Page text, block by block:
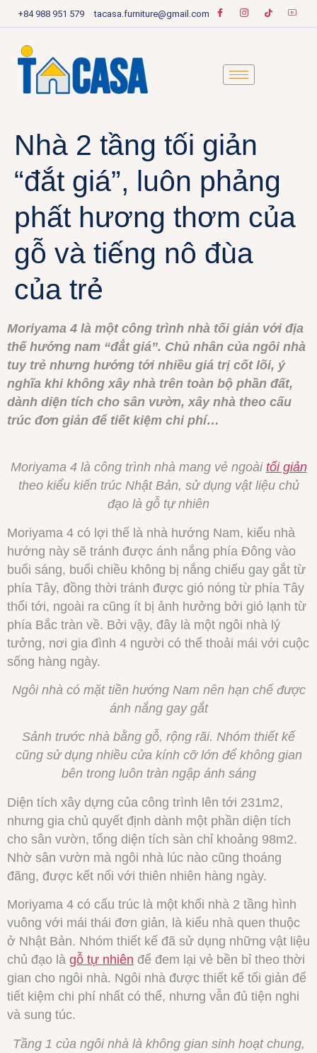
+84 988 951 579 tacasa.furniture@gmail.com
Nhà 2 tầng tối giản
“đắt giá”, luôn phảng
phất hương thơm của
gỗ và tiếng nô đùa
của trẻ
Moriyama 4 là một công trình nhà tối giản với địa
thế hướng nam “đắt giá”. Chủ nhân của ngôi nhà
tuy trẻ nhưng hướng tới nhiều giá trị cốt lõi, ý
nghĩa khi không xây nhà trên toàn bộ phần đất,
dành diện tích cho sân vườn, xây nhà theo cấu
trúc đơn giản để tiết kiệm chi phí…
Moriyama 4 là công trình nhà mang vẻ ngoàitối giản
theo kiểu kiến trúc Nhật Bản, sử dụng vật liệu chủ
đạo là gỗ tự nhiên
Moriyama 4 có lợi thế là nhà hướng Nam, kiểu nhà
hướng này sẽ tránh được ánh nắng phía Đông vào
buổi sáng, buổi chiều không bị nắng chiếu gay gắt từ
phía Tây, đồng thời tránh được gió nóng từ phía Tây
thổi tới, ngoài ra cũng ít bị ảnh hưởng bởi gió lạnh từ
phía Bắc tràn về. Bởi vậy, đây là một ngôi nhà lý
tưởng, nơi gia đình 4 người có thể thoải mái với cuộc
sống hàng ngày.
Ngôi nhà có mặt tiền hướng Nam nên hạn chế được
ánh nắng gay gắt
Sảnh trước nhà bằng gỗ, rộng rãi. Nhóm thiết kế
cũng sử dụng nhiều cửa kính cỡ lớn để không gian
bên trong luôn tràn ngập ánh sáng
Diện tích xây dựng của công trình lên tới 231m2,
nhưng gia chủ quyết định dành một phần diện tích
cho sân vườn, tổng diện tích sàn chỉ khoảng 98m2.
Nhờ sân vườn mà ngôi nhà lúc nào cũng thoáng
đãng, được kết nối với thiên nhiên hàng ngày.
Moriyama 4 có cấu trúc là một khối nhà 2 tầng hình
vuông với mái thái đơn giản, là kiểu nhà quen thuộc
ở Nhật Bản. Nhóm thiết kế đã sử dụng những vật liệu
chủ đạo là gỗ tự nhiên để đem lại vẻ bền bỉ theo thời
gian cho ngôi nhà. Ngôi nhà được thiết kế tối giản để
tiết kiệm chi phí nhất có thể, nhưng vẫn đủ tiện nghi
và sung túc.
Tầng 1 của ngôi nhà là không gian sinh hoạt chung,